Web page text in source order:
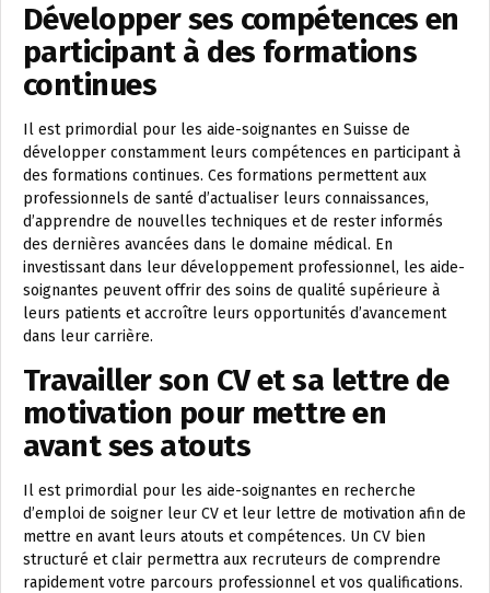
Développer ses compétences en
participant à des formations
continues
Il est primordial pour les aide-soignantes en Suisse de
développer constamment leurs compétences en participant à
des formations continues. Ces formations permettent aux
professionnels de santé d’actualiser leurs connaissances,
d’apprendre de nouvelles techniques et de rester informés
des dernières avancées dans le domaine médical. En
investissant dans leur développement professionnel, les aide-
soignantes peuvent offrir des soins de qualité supérieure à
leurs patients et accroître leurs opportunités d’avancement
dans leur carrière.
Travailler son CV et sa lettre de
motivation pour mettre en
avant ses atouts
Il est primordial pour les aide-soignantes en recherche
d’emploi de soigner leur CV et leur lettre de motivation afin de
mettre en avant leurs atouts et compétences. Un CV bien
structuré et clair permettra aux recruteurs de comprendre
rapidement votre parcours professionnel et vos qualifications.